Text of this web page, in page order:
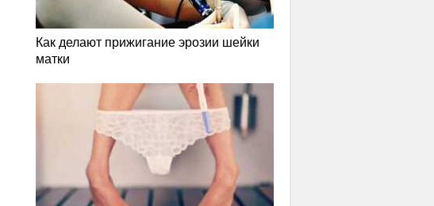
Как делают прижигание эрозии шейки
матки